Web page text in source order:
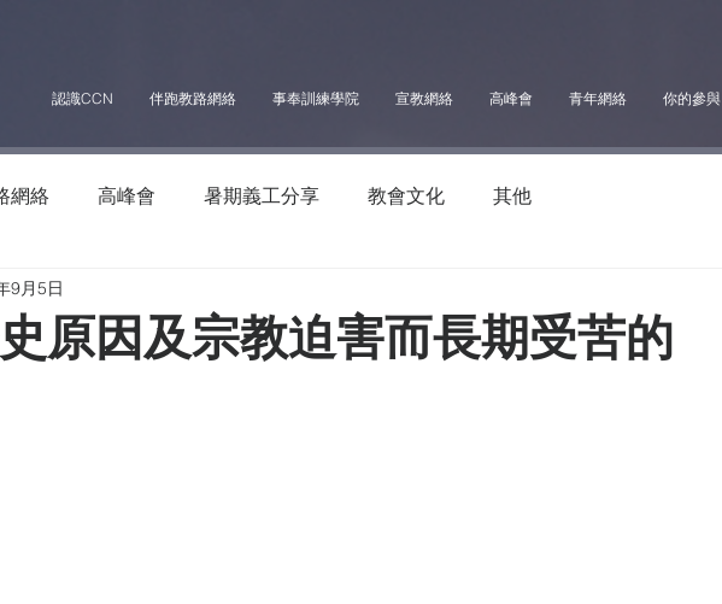
認識CCN 伴跑教路網絡 事奉訓練學院 宣教網絡 高峰會 青年網絡 你的參與
網絡 高峰會 暑期義工分享 教會文化 其他
原因及宗教迫害而長期受苦的
9月5日